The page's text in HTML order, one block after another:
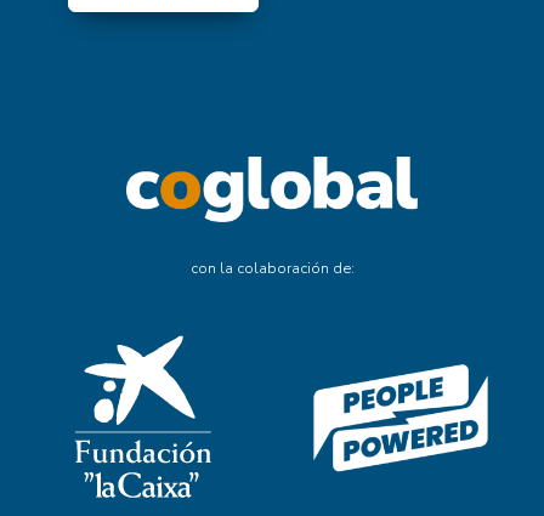
con la colaboración de: